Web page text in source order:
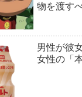
物を渡す
男性が彼
女性の「